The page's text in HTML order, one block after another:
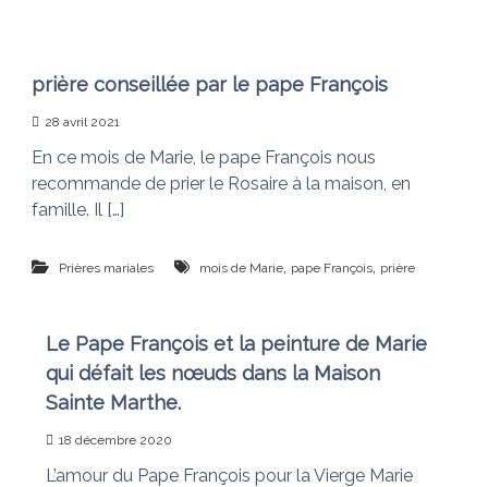
prière conseillée par le pape François
28 avril 2021
En ce mois de Marie, le pape François nous
recommande de prier le Rosaire à la maison, en
famille. Il […]
Prières mariales mois de Marie, pape François, prière
Le Pape François et la peinture de Marie
qui défait les nœuds dans la Maison
Sainte Marthe.
18 décembre 2020
L’amour du Pape François pour la Vierge Marie